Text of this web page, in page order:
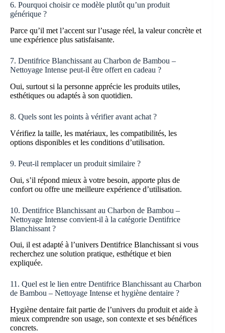
6. Pourquoi choisir ce modèle plutôt qu’un produit
générique ?
Parce qu’il met l’accent sur l’usage réel, la valeur concrète et
une expérience plus satisfaisante.
7. Dentifrice Blanchissant au Charbon de Bambou –
Nettoyage Intense peut-il être offert en cadeau ?
Oui, surtout si la personne apprécie les produits utiles,
esthétiques ou adaptés à son quotidien.
8. Quels sont les points à vérifier avant achat ?
Vérifiez la taille, les matériaux, les compatibilités, les
options disponibles et les conditions d’utilisation.
9. Peut-il remplacer un produit similaire ?
Oui, s’il répond mieux à votre besoin, apporte plus de
confort ou offre une meilleure expérience d’utilisation.
10. Dentifrice Blanchissant au Charbon de Bambou –
Nettoyage Intense convient-il à la catégorie Dentifrice
Blanchissant ?
Oui, il est adapté à l’univers Dentifrice Blanchissant si vous
recherchez une solution pratique, esthétique et bien
expliquée.
11. Quel est le lien entre Dentifrice Blanchissant au Charbon
de Bambou – Nettoyage Intense et hygiène dentaire ?
Hygiène dentaire fait partie de l’univers du produit et aide à
mieux comprendre son usage, son contexte et ses bénéfices
concrets.